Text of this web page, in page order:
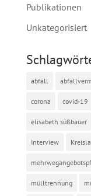
Publikationen
Unkategorisiert
abfall
corona covid-19
elisabeth süßbauer
Interview
mülltrennung